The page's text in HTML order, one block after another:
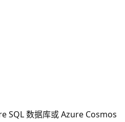
SQL 数据库或 Azure Cosmos